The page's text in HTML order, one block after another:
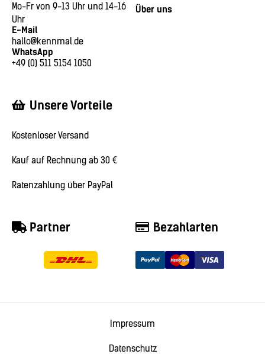
Unsere Vorteile
Bezahlarten
Partner
Mo-Fr von 9-13 Uhr und 14-16
Uhr
E-Mail
hallo@kennmal.de
WhatsApp
+49 (0) 511 5154 1050
Über uns
Kostenloser Versand
Kauf auf Rechnung ab 30 €
Ratenzahlung über PayPal
Impressum
Datenschutz